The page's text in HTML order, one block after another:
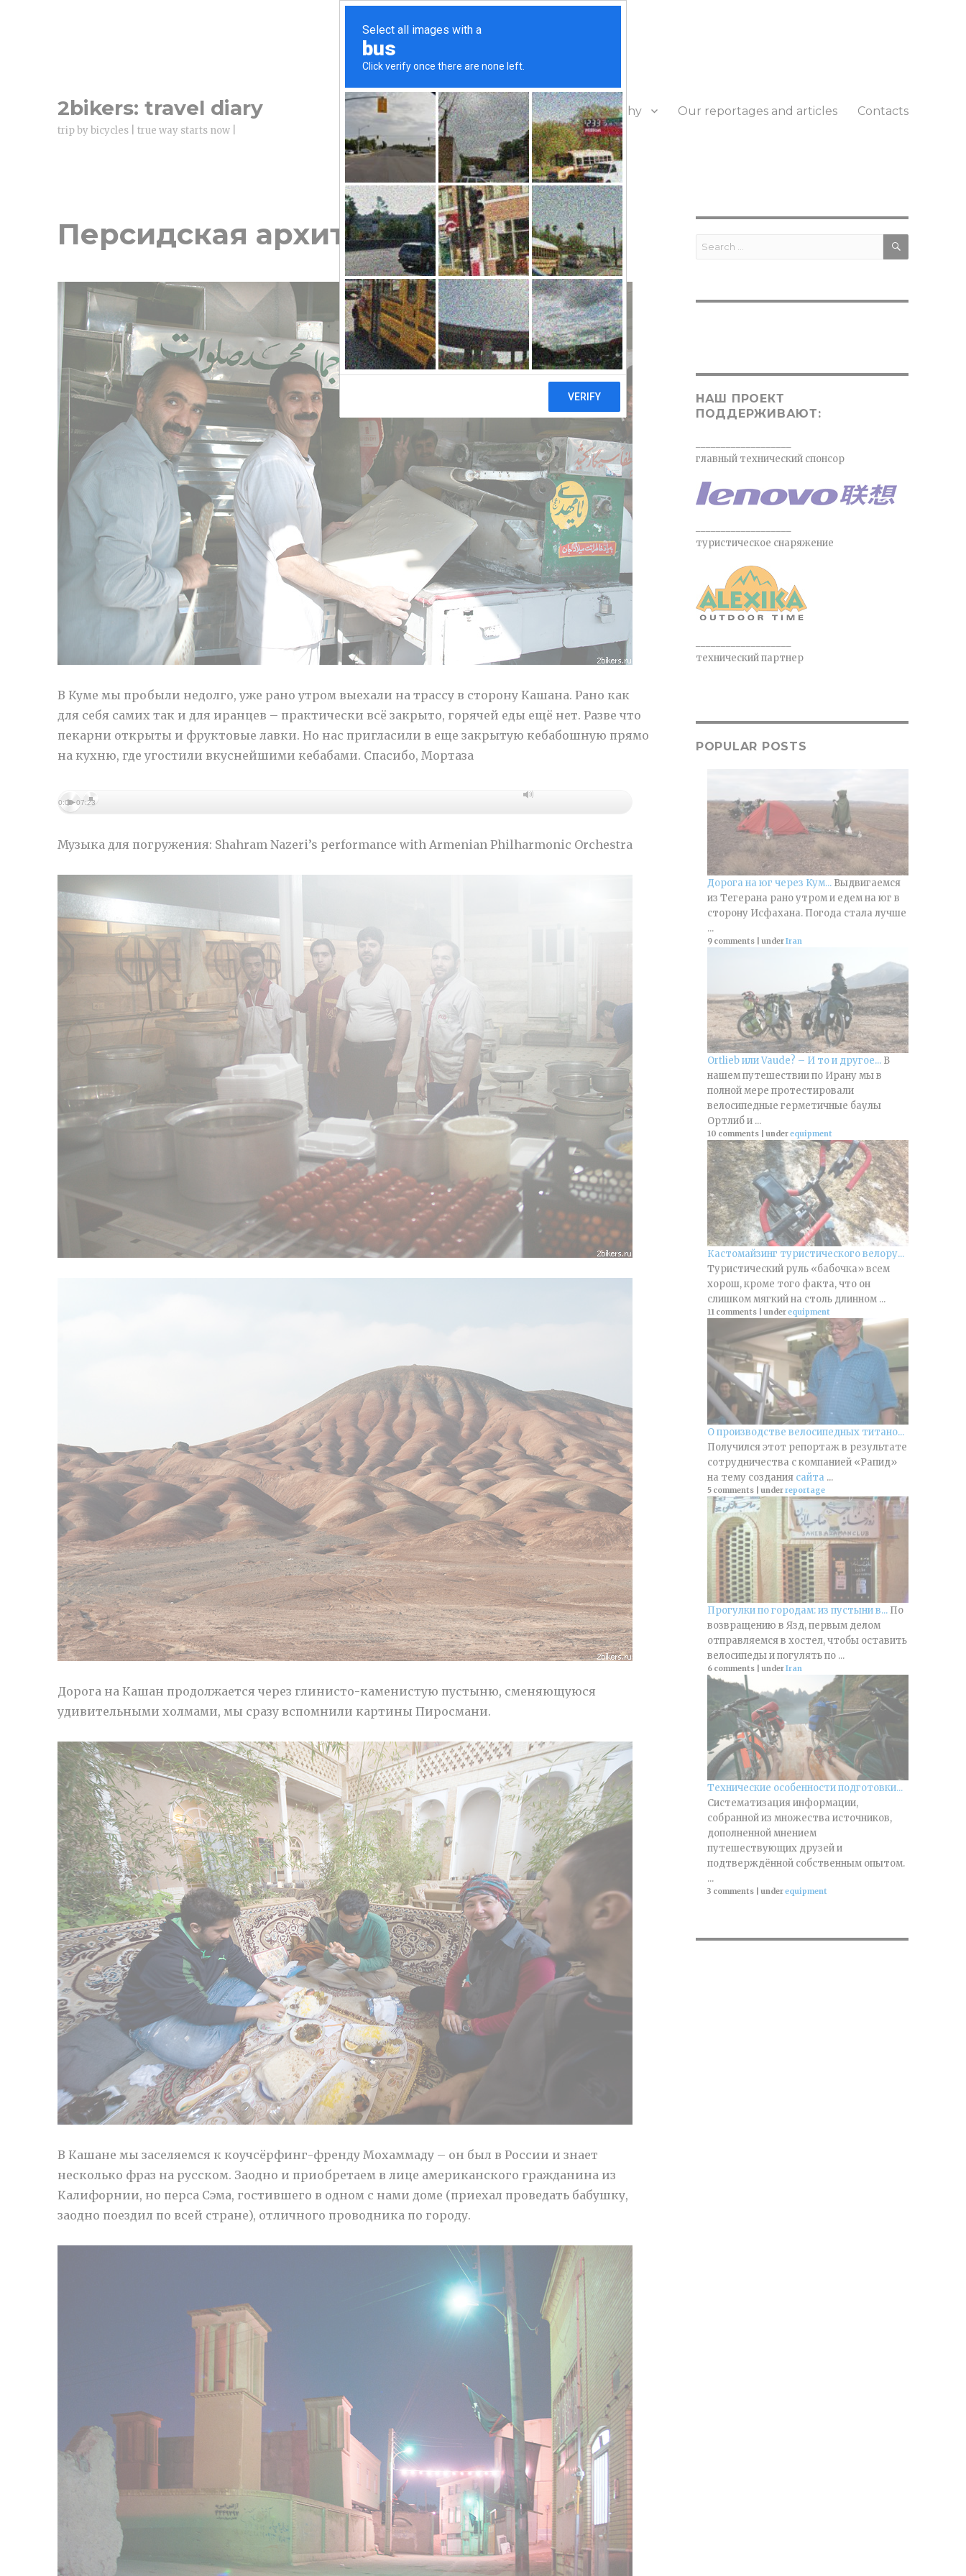
2bikers: travel diary
trip by bicycles | true way starts now |
The project Geography Our reportages and articles Contacts
Персидская архитектура и люди
В Куме мы пробыли недолго, уже рано утром выехали на трассу в сторону Кашана. Рано как
для себя самих так и для иранцев – практически всё закрыто, горячей еды ещё нет. Разве что
пекарни открыты и фруктовые лавки. Но нас пригласили в еще закрытую кебабошную прямо
на кухню, где угостили вкуснейшими кебабами. Спасибо, Мортаза
0:00 07:23
Музыка для погружения: Shahram Nazeri’s performance with Armenian Philharmonic Orchestra
Дорога на Кашан продолжается через глинисто-каменистую пустыню, сменяющуюся
удивительными холмами, мы сразу вспомнили картины Пиросмани.
В Кашане мы заселяемся к коучсёрфинг-френду Мохаммаду – он был в России и знает
несколько фраз на русском. Заодно и приобретаем в лице американского гражданина из
Калифорнии, но перса Сэма, гостившего в одном с нами доме (приехал проведать бабушку,
заодно поездил по всей стране), отличного проводника по городу.
Search
SEARCH
НАШ ПРОЕКТ
ПОДДЕРЖИВАЮТ:
главный технический спонсор
туристическое снаряжение
технический партнер
POPULAR POSTS
Дорога на юг через Кум... Выдвигаемся
из Тегерана рано утром и едем на юг в
сторону Исфахана. Погода стала лучше
...
9 comments |underIran
Ortlieb или Vaude? – И то и другое... В
нашем путешествии по Ирану мы в
полной мере протестировали
велосипедные герметичные баулы
Ортлиб и ...
10 comments |underequipment
Кастомайзинг туристического велору...
Туристический руль «бабочка» всем
хорош, кроме того факта, что он
слишком мягкий на столь длинном ...
11 comments |underequipment
О производстве велосипедных титано...
Получился этот репортаж в результате
сотрудничества с компанией «Рапид»
на тему создания сайта ...
5 comments |underreportage
Прогулки по городам: из пустыни в... По
возвращению в Язд, первым делом
отправляемся в хостел, чтобы оставить
велосипеды и погулять по ...
6 comments |underIran
Технические особенности подготовки...
Систематизация информации,
собранной из множества источников,
дополненной мнением
путешествующих друзей и
подтверждённой собственным опытом.
...
3 comments |underequipment